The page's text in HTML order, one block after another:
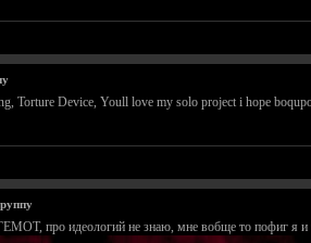
Torture Device, Youll love my solo project i hope
про идеологий не знаю, мне вобще то пофиг я и